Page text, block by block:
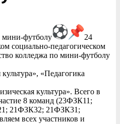
мини-футболу
24
социально-педагогическом
колледжа по мини-футболу
«Педагогика
культура». Всего в
8 команд (23ФЗК11;
21ФЗК32; 21ФЗК31;
всех участников и